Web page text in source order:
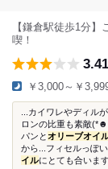
【鎌倉駅徒歩1分
喫！
3.41
￥3,000～￥
...カイワレやディル
ロンの比重も素敵
パンと オリーブオイ
から...フィセルっぽ
イルにとても合いま